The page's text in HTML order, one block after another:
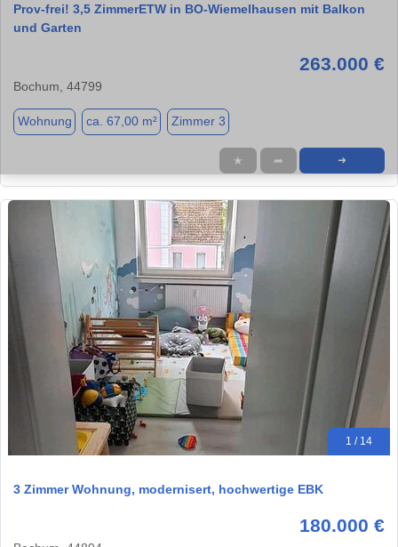
Prov-frei! 3,5 ZimmerETW in BO-Wiemelhausen mit Balkon
und Garten
263.000 €
Bochum, 44799
Wohnung ca. 67,00 m² Zimmer 3
★ ➦ ➜
1 / 14
3 Zimmer Wohnung, modernisert, hochwertige EBK
180.000 €